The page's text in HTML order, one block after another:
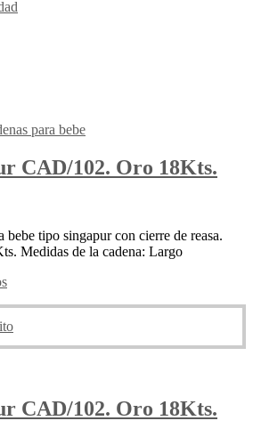
para bebe
CAD/102. Oro 18Kts.
bebe tipo singapur con cierre de reasa.
Medidas de la cadena: Largo
CAD/102. Oro 18Kts.